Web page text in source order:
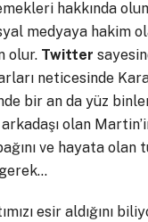
hakkında
medyaya hakim
olur. Twitter
neticesinde
bir an da yüz
olan
ve hayata
esir aldığını